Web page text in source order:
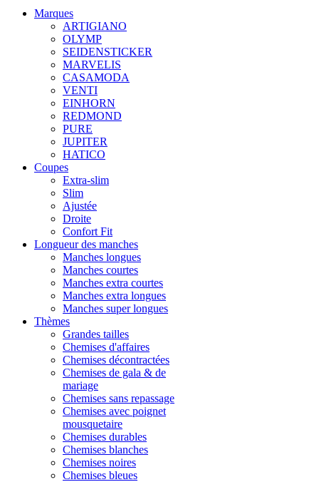
Marques
ARTIGIANO
OLYMP
SEIDENSTICKER
MARVELIS
CASAMODA
VENTI
EINHORN
REDMOND
PURE
JUPITER
HATICO
Coupes
Extra-slim
Slim
Ajustée
Droite
Confort Fit
Longueur des manches
Manches longues
Manches courtes
Manches extra courtes
Manches extra longues
Manches super longues
Thèmes
Grandes tailles
Chemises d'affaires
Chemises décontractées
Chemises de gala & de
mariage
Chemises sans repassage
Chemises avec poignet
mousquetaire
Chemises durables
Chemises blanches
Chemises noires
Chemises bleues